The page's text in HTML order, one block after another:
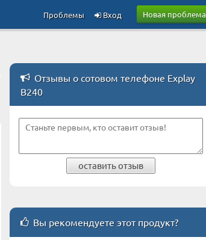
Новая проблема
Вход
Проблемы
Отзывы о сотовом телефоне Explay
B240
оставить отзыв
Вы рекомендуете этот продукт?